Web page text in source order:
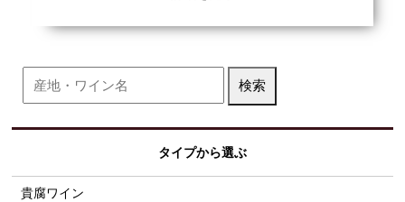
タイプから選ぶ
貴腐ワイン